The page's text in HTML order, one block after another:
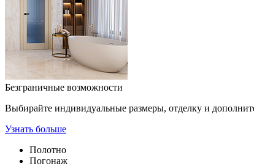
Безграничные возможности
Выбирайте индивидуальные размеры, отделку и
Узнать больше
Полотно
Погонаж